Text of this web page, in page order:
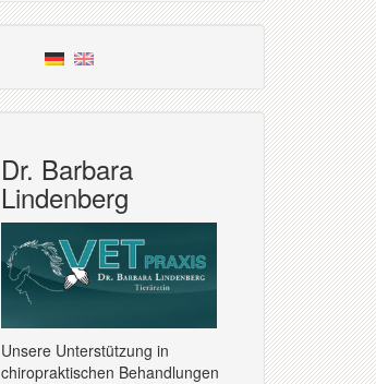
Dr. Barbara
Lindenberg
Unsere Unterstützung in
chiropraktischen Behandlungen